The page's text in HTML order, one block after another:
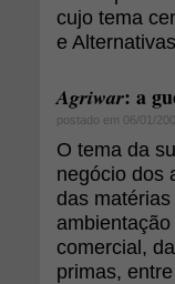
cujo tema
e
Agriwar: a
postado em 06/01/
O tema da
negócio dos
das
comercial,
primas,